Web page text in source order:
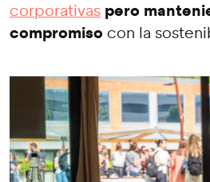
corporativas pero
compromiso con la